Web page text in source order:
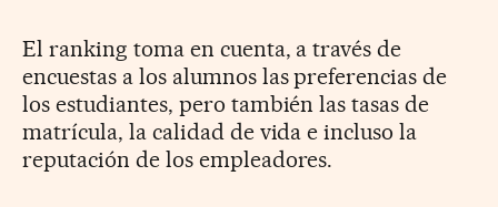
El ranking toma en cuenta, a través de
encuestas a los alumnos las preferencias de
los estudiantes, pero también las tasas de
matrícula, la calidad de vida e incluso la
reputación de los empleadores.